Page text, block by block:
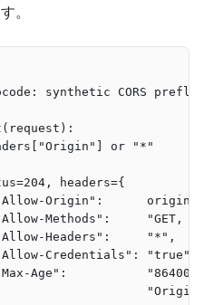
。
synthetic CORS
or "*"
headers={
Origin":      origin,
Methods":     "GET,
Headers":     "*",
Credentials": "true",
Age":           "86400",